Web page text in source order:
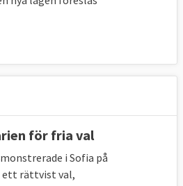
för fria val
i Sofia på
ett rättvist val,